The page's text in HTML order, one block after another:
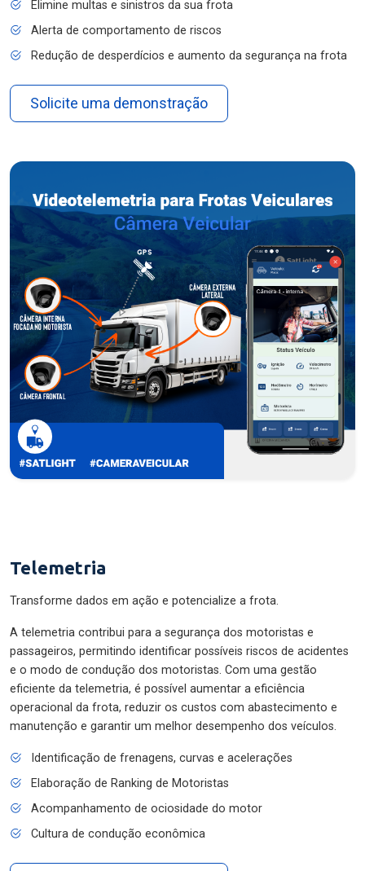
Elimine multas e sinistros da sua frota
Alerta de comportamento de riscos
Redução de desperdícios e aumento da segurança na frota
Solicite uma demonstração
Telemetria
Transforme dados em ação e potencialize a frota.
A telemetria contribui para a segurança dos motoristas e
passageiros, permitindo identificar possíveis riscos de acidentes
e o modo de condução dos motoristas. Com uma gestão
eficiente da telemetria, é possível aumentar a eficiência
operacional da frota, reduzir os custos com abastecimento e
manutenção e garantir um melhor desempenho dos veículos.
Identificação de frenagens, curvas e acelerações
Elaboração de Ranking de Motoristas
Acompanhamento de ociosidade do motor
Cultura de condução econômica